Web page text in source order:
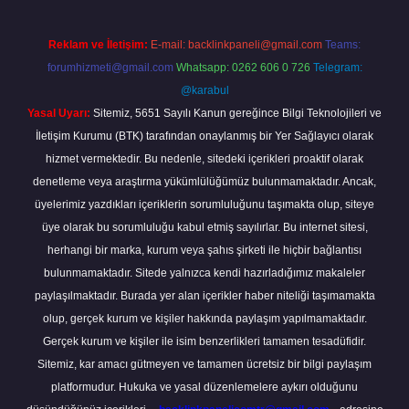
Reklam ve İletişim: E-mail: backlinkpaneli@gmail.com Teams:
forumhizmeti@gmail.com Whatsapp: 0262 606 0 726 Telegram:
@karabul
Yasal Uyarı: Sitemiz, 5651 Sayılı Kanun gereğince Bilgi Teknolojileri ve
İletişim Kurumu (BTK) tarafından onaylanmış bir Yer Sağlayıcı olarak
hizmet vermektedir. Bu nedenle, sitedeki içerikleri proaktif olarak
denetleme veya araştırma yükümlülüğümüz bulunmamaktadır. Ancak,
üyelerimiz yazdıkları içeriklerin sorumluluğunu taşımakta olup, siteye
üye olarak bu sorumluluğu kabul etmiş sayılırlar. Bu internet sitesi,
herhangi bir marka, kurum veya şahıs şirketi ile hiçbir bağlantısı
bulunmamaktadır. Sitede yalnızca kendi hazırladığımız makaleler
paylaşılmaktadır. Burada yer alan içerikler haber niteliği taşımamakta
olup, gerçek kurum ve kişiler hakkında paylaşım yapılmamaktadır.
Gerçek kurum ve kişiler ile isim benzerlikleri tamamen tesadüfidir.
Sitemiz, kar amacı gütmeyen ve tamamen ücretsiz bir bilgi paylaşım
platformudur. Hukuka ve yasal düzenlemelere aykırı olduğunu